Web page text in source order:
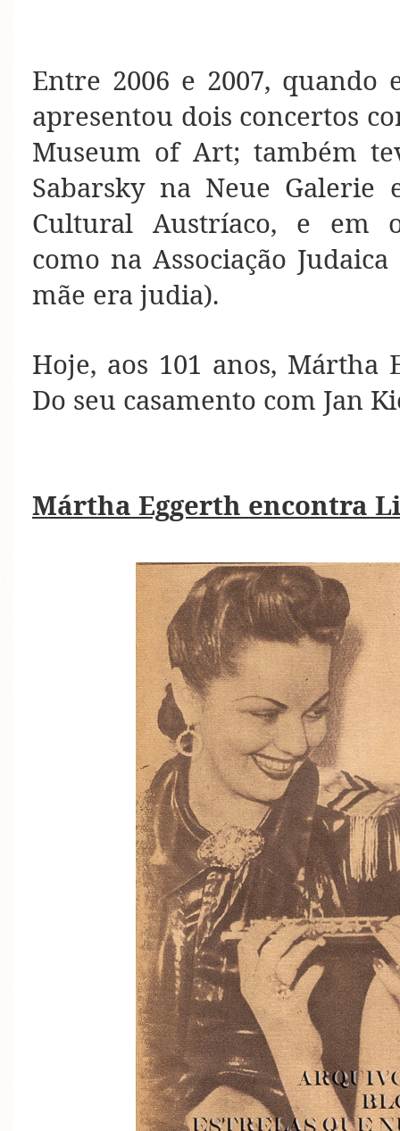
Entre 2006 e 2007, quando
apresentou dois concertos
Museum of Art; também
Sabarsky na Neue
Cultural Austríaco, e em
como na Associação
mãe era judia).
Hoje, aos 101 anos, Mártha
Do seu casamento com Jan
Mártha Eggerth encontra